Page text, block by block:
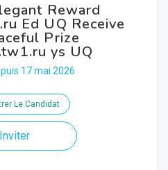
Reward
Ed UQ Receive
Prize
ys UQ
17 mai 2026
Le Candidat
Inviter